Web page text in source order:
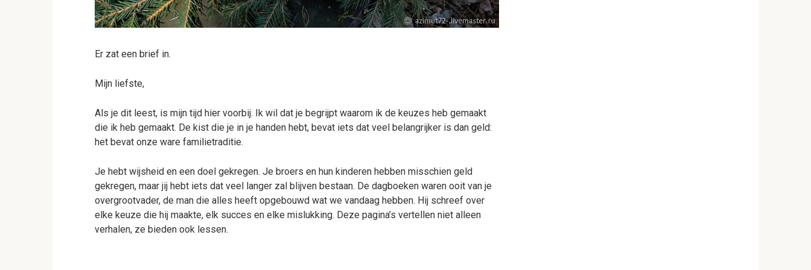
Er zat een brief in.
Mijn liefste,
Als je dit leest, is mijn tijd hier voorbij. Ik wil dat je begrijpt waarom ik de keuzes heb gemaakt
die ik heb gemaakt. De kist die je in je handen hebt, bevat iets dat veel belangrijker is dan geld:
het bevat onze ware familietraditie.
Je hebt wijsheid en een doel gekregen. Je broers en hun kinderen hebben misschien geld
gekregen, maar jij hebt iets dat veel langer zal blijven bestaan. De dagboeken waren ooit van je
overgrootvader, de man die alles heeft opgebouwd wat we vandaag hebben. Hij schreef over
elke keuze die hij maakte, elk succes en elke mislukking. Deze pagina’s vertellen niet alleen
verhalen, ze bieden ook lessen.